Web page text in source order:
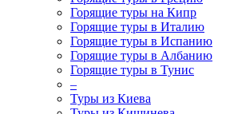
Горящие туры на Кипр
Горящие туры в Италию
Горящие туры в Испанию
Горящие туры в Албанию
Горящие туры в Тунис
–
Туры из Киева